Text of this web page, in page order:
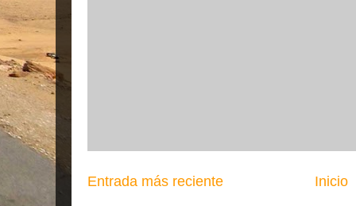
Entrada más reciente Inicio